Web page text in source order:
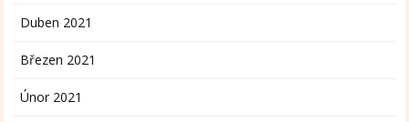
Duben 2021
Březen 2021
Únor 2021